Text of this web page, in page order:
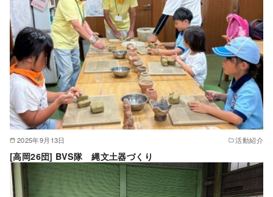
2025年9月13日 活動紹介
[高岡26団] BVS隊 縄文土器づくり